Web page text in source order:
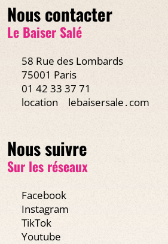
Nous contacter
Le Baiser Salé
58 Rue des Lombards
75001 Paris
01 42 33 37 71
location
lebaisersale․com
Nous suivre
Sur les réseaux
Facebook
Instagram
TikTok
Youtube